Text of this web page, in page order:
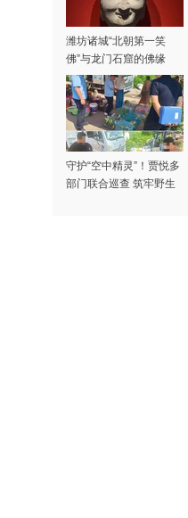
潍坊诸城“‌北朝第一笑
佛‌”与龙门石窟的佛缘
守护“空中精灵”！贾悦多
部门联合巡查 筑牢野生